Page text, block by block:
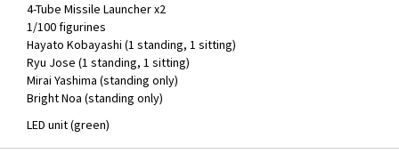
4-Tube Missile Launcher x2
1/100 figurines
Hayato Kobayashi (1 standing, 1 sitting)
Ryu Jose (1 standing, 1 sitting)
Mirai Yashima (standing only)
Bright Noa (standing only)
LED unit (green)